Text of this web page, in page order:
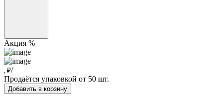
Акция %
, ₽/
Продаётся упаковкой от 50 шт.
Добавить в корзину